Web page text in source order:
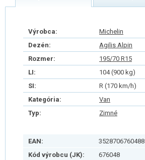
Výrobca:
Michelin
Dezén:
Agilis Alpin
Rozmer:
195/70 R15
LI:
104 (900 kg)
SI:
R (170 km/h)
Kategória:
Van
Typ:
Zimné
EAN:
3528706760488
Kód výrobcu (JK):
676048